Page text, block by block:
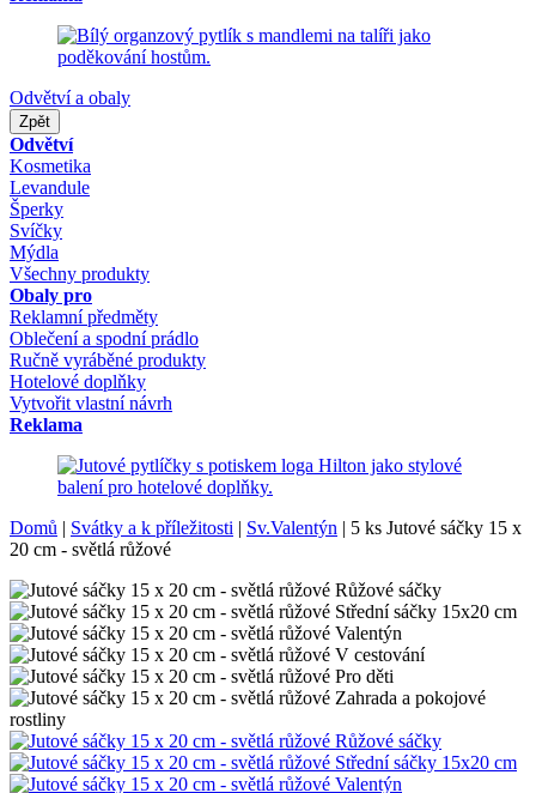
Odvětví a obaly
Zpět
Odvětví
Kosmetika
Levandule
Šperky
Svíčky
Mýdla
Všechny produkty
Obaly pro
Reklamní předměty
Oblečení a spodní prádlo
Ručně vyráběné produkty
Hotelové doplňky
Vytvořit vlastní návrh
Reklama
Domů | Svátky a k příležitosti | Sv.Valentýn | 5 ks Jutové sáčky 15 x
20 cm - světlá růžové